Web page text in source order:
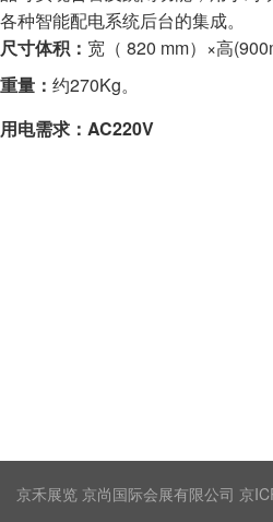
各种智能配电系统后台的集成。
尺寸体积： 宽（ 820 mm）×高
重量： 约270Kg。
用电需求： AC220V
京禾展览 京尚国际会展有限公司 京